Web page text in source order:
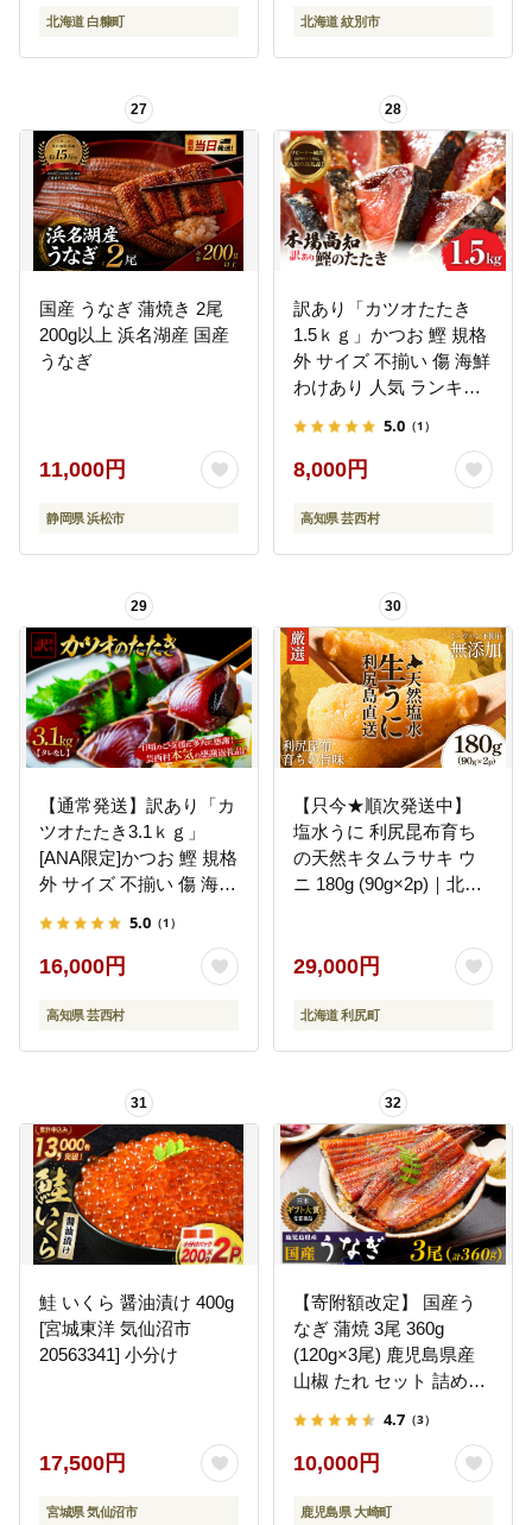
答 生食用 刺身 お刺身 刺
税 ふるさとチョイス チ
ョイス 北海道 白糠町
_T015-0910
北海道 白糠町 北海道 紋別市
27
国産 うなぎ 蒲焼き 2尾
200g以上 浜名湖産 国産
うなぎ
11,000円
静岡県 浜松市
28
訳あり「カツオたたき
1.5ｋｇ」かつお 鰹 規格
外 サイズ 不揃い 傷 海鮮
わけあり 人気 ランキン
たき
5.0 （1）
8,000円
高知県 芸西村
29
【通常発送】訳あり「カ
ツオたたき3.1ｋｇ」
[ANA限定]かつお 鰹 規格
外 サイズ 不揃い 傷 海鮮
グ 本場 高知 かつおのた
たき
5.0 （1）
16,000円
高知県 芸西村
30
【只今★順次発送中】
塩水うに 利尻昆布育ち
の天然キタムラサキ ウ
ニ 180g (90g×2p)｜北海
29,000円
北海道 利尻町
31
鮭 いくら 醤油漬け 400g
[宮城東洋 気仙沼市
20563341] 小分け
17,500円
宮城県 気仙沼市
32
【寄附額改定】 国産う
なぎ 蒲焼 3尾 360g
(120g×3尾) 鹿児島県産
山椒 たれ セット 詰め合
組合 ウナギ 鰻 大隅半島
大崎町
4.7 （3）
10,000円
鹿児島県 大崎町